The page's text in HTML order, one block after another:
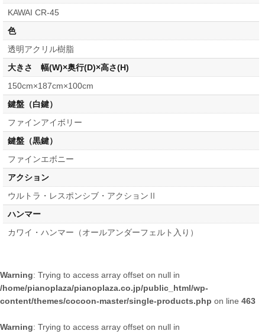
KAWAI CR-45
色
透明アクリル樹脂
大きさ 幅(W)×奥行(D)×高さ(H)
150cm×187cm×100cm
鍵盤（白鍵）
ファインアイボリー
鍵盤（黒鍵）
ファインエボニー
アクション
ウルトラ・レスポンシブ・アクションⅡ
ハンマー
カワイ・ハンマー（オールアンダーフェルト入り）
Warning: Trying to access array offset on null in
/home/pianoplaza/pianoplaza.co.jp/public_html/wp-
content/themes/cocoon-master/single-products.php on line 463
Warning: Trying to access array offset on null in